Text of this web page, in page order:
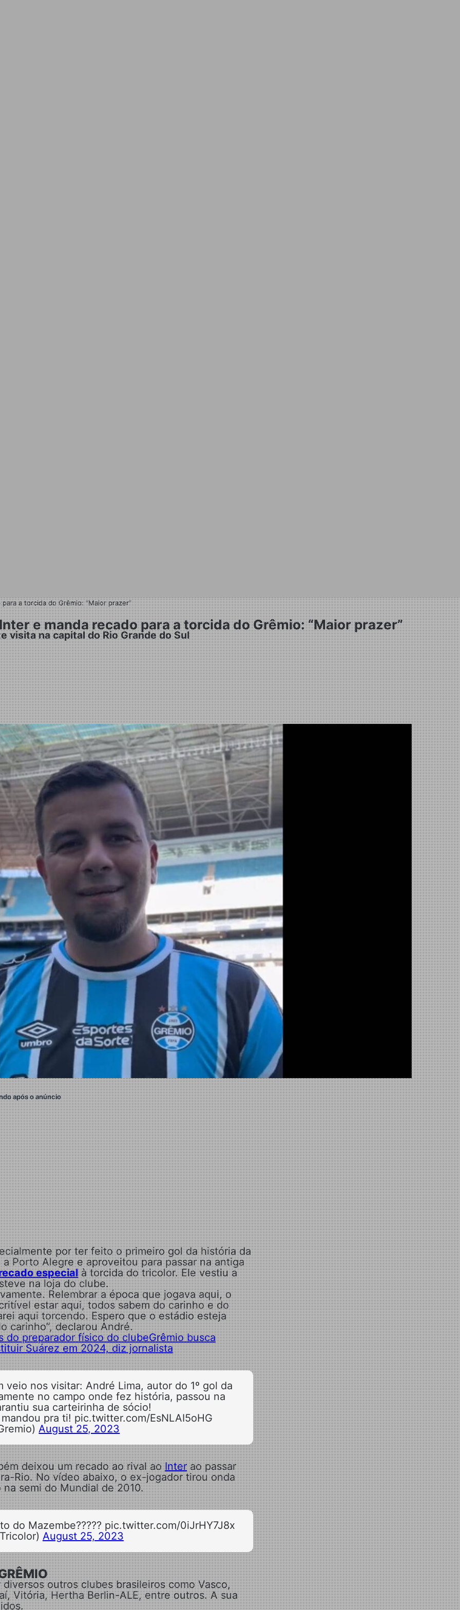
a torcida do Grêmio: “Maior prazer”
e manda recado para a torcida do Grêmio: “Maior prazer”
visita na capital do Rio Grande do Sul
após o anúncio
por ter feito o primeiro gol da história da
Porto Alegre e aproveitou para passar na antiga
especialà torcida do tricolor. Ele vestiu a
na loja do clube.
Relembrar a época que jogava aqui, o
estar aqui, todos sabem do carinho e do
aqui torcendo. Espero que o estádio esteja
carinho”, declarou André.
do preparador físico do clubeGrêmio busca
Suárez em 2024, diz jornalista
veio nos visitar: André Lima, autor do 1º gol da
no campo onde fez história, passou na
sua carteirinha de sócio!
pra ti! pic.twitter.com/EsNLAI5oHG
August 25, 2023
deixou um recado ao rival aoInterao passar
Rio. No vídeo abaixo, o ex-jogador tirou onda
semi do Mundial de 2010.
do Mazembe????? pic.twitter.com/0iJrHY7J8x
August 25, 2023
outros clubes brasileiros como Vasco,
Vitória, Hertha Berlin-ALE, entre outros. A sua